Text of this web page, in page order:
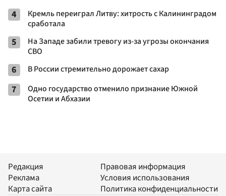
4
Кремль переиграл Литву: хитрость с Калининградом
сработала
5
На Западе забили тревогу из-за угрозы окончания
СВО
6 В России стремительно дорожает сахар
7
Одно государство отменило признание Южной
Осетии и Абхазии
Редакция
Реклама
Карта сайта
Правовая информация
Условия использования
Политика конфиденциальности